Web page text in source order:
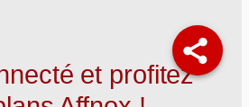
et profitez